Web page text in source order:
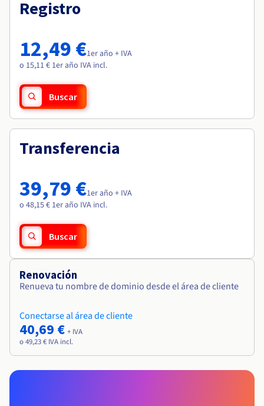
Precios
Roadmap & Changelog
Observabilidad
Roadmap y Changelog
Roadmap & Changelog
Roadmap & Changelog
Roadmap & Changelog
Registro
12,49 €1er año + IVA
o 15,11 € 1er año IVA incl.
Buscar
Transferencia
39,79 €1er año + IVA
o 48,15 € 1er año IVA incl.
Buscar
Renovación
Renueva tu nombre de dominio desde el área de cliente
Conectarse al área de cliente
40,69 € + IVA
o 49,23 € IVA incl.